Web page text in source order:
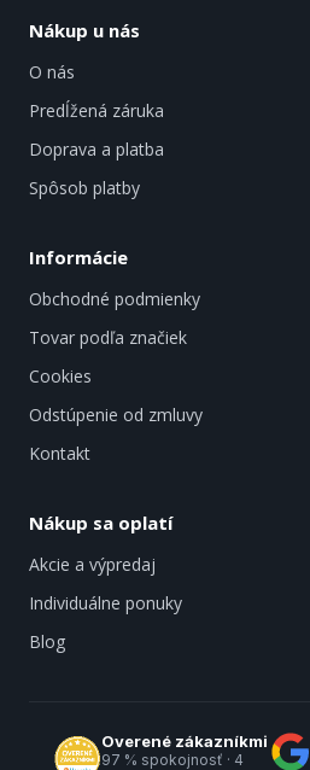
Nákup u nás
O nás
Predĺžená záruka
Doprava a platba
Spôsob platby
Informácie
Obchodné podmienky
Tovar podľa značiek
Cookies
Odstúpenie od zmluvy
Kontakt
Nákup sa oplatí
Akcie a výpredaj
Individuálne ponuky
Blog
Overené zákazníkmi
97 % spokojnosť · 4